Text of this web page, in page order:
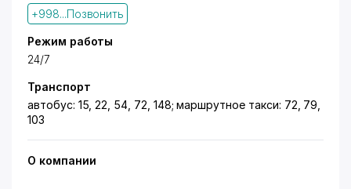
+998...Позвонить
Режим работы
24/7
Транспорт
автобус: 15, 22, 54, 72, 148; маршрутное такси: 72, 79,
103
О компании